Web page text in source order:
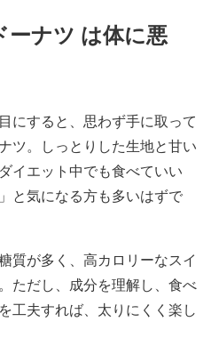
ナツ は体に悪
にすると、思わず手に取って
ツ。しっとりした生地と甘い
イエット中でも食べていい
と気になる方も多いはずで
質が多く、高カロリーなスイ
ただし、成分を理解し、食べ
工夫すれば、太りにくく楽し